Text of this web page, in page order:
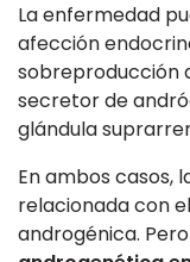
La enfermedad
afección
sobreproducción
secretor de
glándula
En ambos casos,
relacionada con
androgénica.